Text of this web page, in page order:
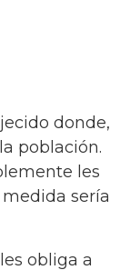
donde,
población.
les
sería
obliga a